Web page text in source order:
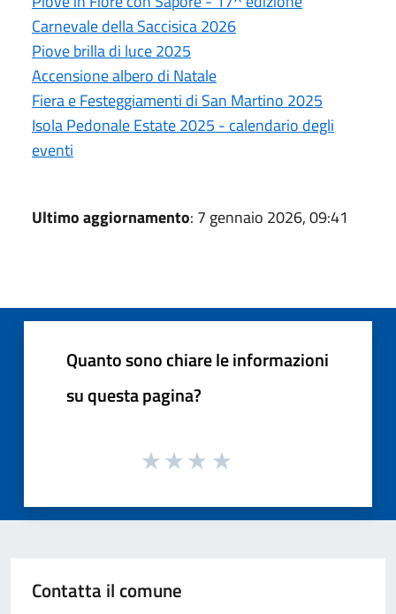
Carnevale della Saccisica 2026
Piove brilla di luce 2025
Accensione albero di Natale
Fiera e Festeggiamenti di San Martino 2025
Isola Pedonale Estate 2025 - calendario degli
eventi
Ultimo aggiornamento: 7 gennaio 2026, 09:41
Quanto sono chiare le informazioni
su questa pagina?
Contatta il comune